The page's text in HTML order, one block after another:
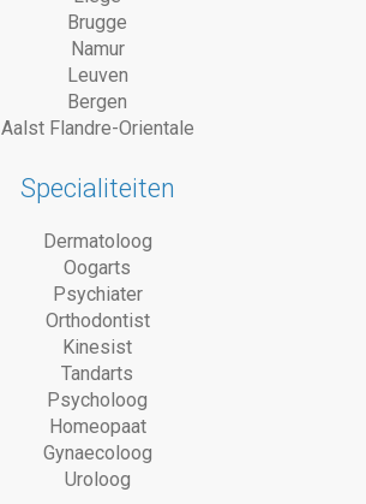
Brugge
Namur
Leuven
Bergen
Aalst Flandre-Orientale
Specialiteiten
Dermatoloog
Oogarts
Psychiater
Orthodontist
Kinesist
Tandarts
Psycholoog
Homeopaat
Gynaecoloog
Uroloog